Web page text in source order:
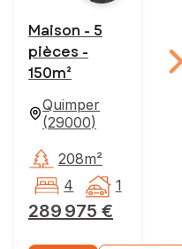
Maison - 5
pièces -
150m²
Quimper
(29000)
289 975 €
208m²
4
1